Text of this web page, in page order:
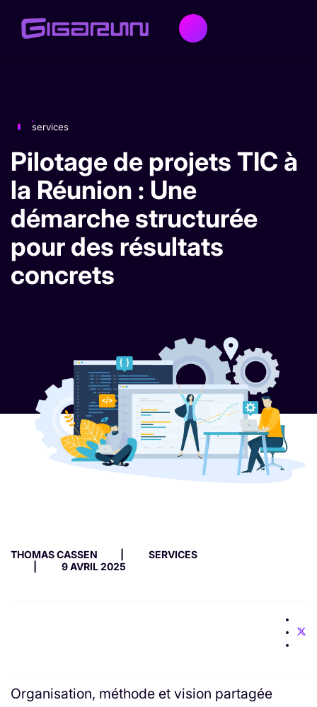
services
Pilotage de projets TIC à
la Réunion : Une
démarche structurée
pour des résultats
concrets
THOMAS CASSEN
SERVICES
9 AVRIL 2025
Organisation, méthode et vision partagée